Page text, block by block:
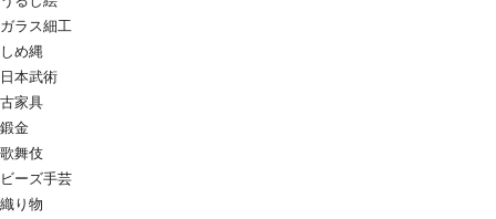
ガラス細工
しめ縄
日本武術
古家具
鍛金
歌舞伎
ビーズ手芸
織り物